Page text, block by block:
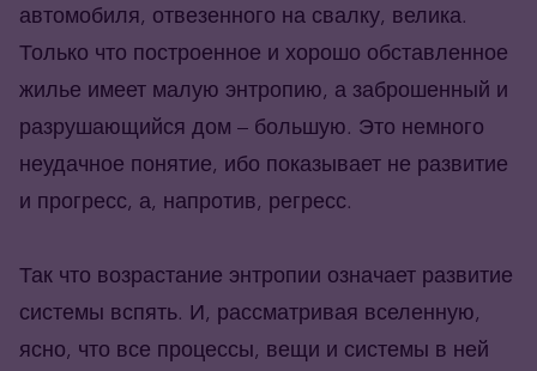
автомобиля, отвезенного на свалку, велика.
Только что построенное и хорошо обставленное
жилье имеет малую энтропию, а заброшенный и
разрушающийся дом – большую. Это немного
неудачное понятие, ибо показывает не развитие
и прогресс, а, напротив, регресс.
Так что возрастание энтропии означает развитие
системы вспять. И, рассматривая вселенную,
ясно, что все процессы, вещи и системы в ней